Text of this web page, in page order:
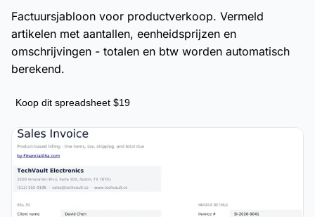
Factuursjabloon voor productverkoop. Vermeld
artikelen met aantallen, eenheidsprijzen en
omschrijvingen - totalen en btw worden automatisch
berekend.
Koop dit spreadsheet $19